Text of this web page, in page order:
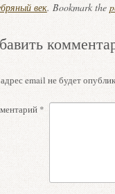
век. Bookmark the
email не будет
*